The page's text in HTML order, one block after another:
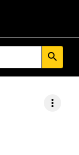
search
more_vert